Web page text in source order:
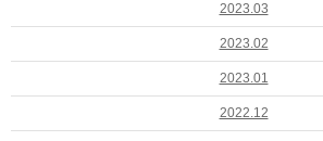
2023.03
2023.02
2023.01
2022.12